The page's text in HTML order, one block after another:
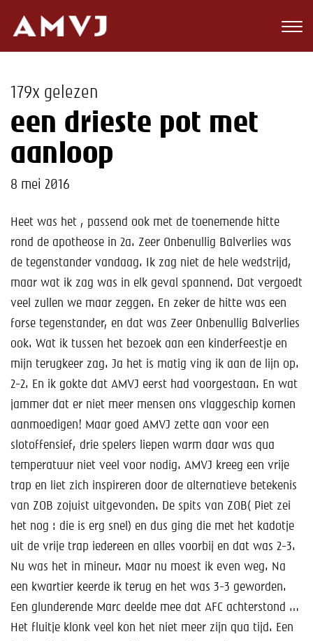
Wedstrijden
Nieuws
Teams
Toekomst
Kalender
Help mee!
Shop
Lid worden
Contact
179x gelezen
een drieste pot met
aanloop
8 mei 2016
Heet was het , passend ook met de toenemende hitte
rond de apotheose in 2a. Zeer Onbenullig Balverlies was
de tegenstander vandaag. Ik zag niet de hele wedstrijd,
maar wat ik zag was in elk geval spannend. Dat vergoedt
veel zullen we maar zeggen. En zeker de hitte was een
forse tegenstander, en dat was Zeer Onbenullig Balverlies
ook. Wat ik tussen het bezoek aan een kinderfeestje en
mijn terugkeer zag. Ja het is matig ving ik aan de lijn op.
2-2. En ik gokte dat AMVJ eerst had voorgestaan. En wat
jammer dat er niet meer mensen ons vlaggeschip komen
aanmoedigen! Maar goed AMVJ zette aan voor een
slotoffensief, drie spelers liepen warm daar was qua
temperatuur niet veel voor nodig. AMVJ kreeg een vrije
trap en liet zich inspireren door de alternatieve betekenis
van ZOB zojuist uitgevonden. De spits van ZOB( Piet zei
het nog : die is erg snel) en dus ging die met het kadotje
uit de vrije trap iedereen en alles voorbij en dat was 2-3.
Nu was het in mineur. Maar nu moest ik even weg. Na
een kwartier keerde ik terug en het was 3-3 geworden.
Een glunderende Marc deelde mee dat AFC achterstond …
Het fluitje klonk veel kon het niet meer zijn qua tijd. Een